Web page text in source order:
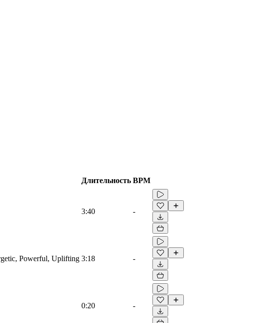
Длительность BPM
3:40 -
Powerful, Uplifting 3:18 -
0:20 -